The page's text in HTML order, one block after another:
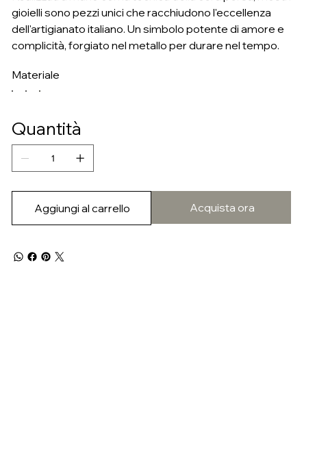
gioielli sono pezzi unici che racchiudono l'eccellenza
dell'artigianato italiano. Un simbolo potente di amore e
complicità, forgiato nel metallo per durare nel tempo.
Materiale
Quantità
Aggiungi al carrello Acquista ora